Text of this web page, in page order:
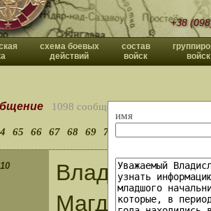
+38
схема боевых
действий
состав
войск
войск
имя
1098 сообщений
65 66 67 68 69 70
Владислав